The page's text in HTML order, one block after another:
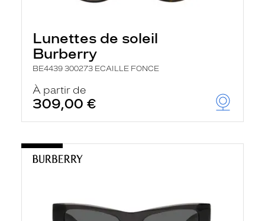
Lunettes de soleil
Burberry
BE4439 300273 ECAILLE FONCE
À partir de
309,00 €